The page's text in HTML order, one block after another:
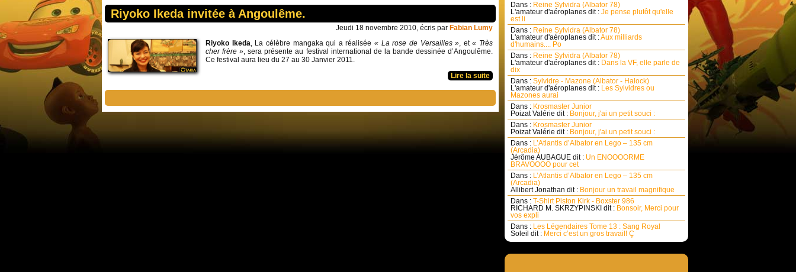
Riyoko Ikeda invitée à Angoulême.
Jeudi 18 novembre 2010, écris par Fabian Lumy
Riyoko Ikeda, La célèbre mangaka qui a réalisée « La rose de Versailles », et« Très
cher frère », sera présente au festival international de la bande dessinée d’Angoulême.
Ce festival aura lieu du 27 au 30 Janvier 2011.
Lire la suite
Dans : Reine Sylvidra (Albator 78)
L'amateur d'aéroplanes dit : Je pense plutôt qu'elle
est li
Dans : Reine Sylvidra (Albator 78)
L'amateur d'aéroplanes dit :Aux milliards
d'humains.... Po
Dans : Reine Sylvidra (Albator 78)
L'amateur d'aéroplanes dit : Dans la VF, elle parle de
dix
Dans : Sylvidre - Mazone (Albator - Halock)
L'amateur d'aéroplanes dit : Les Sylvidres ou
Mazones aurai
Dans : Krosmaster Junior
Poizat Valérie dit : Bonjour, j'ai un petit souci :
Dans : Krosmaster Junior
Poizat Valérie dit : Bonjour, j'ai un petit souci :
Dans : L’Atlantis d’Albator en Lego – 135 cm
(Arcadia)
Jérôme AUBAGUE dit : Un ENOOOORME
BRAVOOOO pour cet
Dans : L’Atlantis d’Albator en Lego – 135 cm
(Arcadia)
Allibert Jonathan dit : Bonjour un travail magnifique
Dans : T-Shirt Piston Kirk - Boxster 986
RICHARD M. SKRZYPINSKI dit : Bonsoir, Merci pour
vos expli
Dans : Les Légendaires Tome 13 : Sang Royal
Soleil dit : Merci c’est un gros travail! Ç